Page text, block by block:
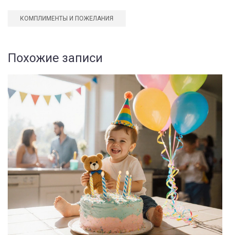
КОМПЛИМЕНТЫ И ПОЖЕЛАНИЯ
Похожие записи